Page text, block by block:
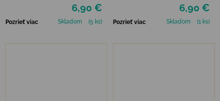
6,90 €
Pozrieť viac Skladom (5 ks)
6,90 €
Pozrieť viac Skladom (1 ks)